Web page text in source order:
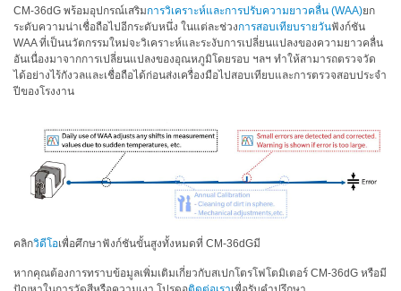
การ
วัด
จอภาพ
แสดง
ผล
สินค้า
เลิก
ผลิต
ทรัพยากร
ดาวน์
CM-36dG พร้อมอุปกรณ์เสริมการวิเคราะห์และการปรับความยาวคลื่น (WAA)ยก
ระดับความน่าเชื่อถือไปอีกระดับหนึ่ง ในแต่ละช่วงการสอบเทียบรายวันฟังก์ชัน
WAA ที่เป็นนวัตกรรมใหม่จะวิเคราะห์และระงับการเปลี่ยนแปลงของความยาวคลื่น
อันเนื่องมาจากการเปลี่ยนแปลงของอุณหภูมิโดยรอบ ฯลฯ ทำให้สามารถตรวจวัด
ได้อย่างไร้กังวลและเชื่อถือได้ก่อนส่งเครื่องมือไปสอบเทียบและการตรวจสอบประจำ
ปีของโรงงาน
คลิกวิดีโอเพื่อศึกษาฟังก์ชันขั้นสูงทั้งหมดที่ CM-36dGมี
หากคุณต้องการทราบข้อมูลเพิ่มเติมเกี่ยวกับสเปกโตรโฟโตมิเตอร์ CM-36dG หรือมี